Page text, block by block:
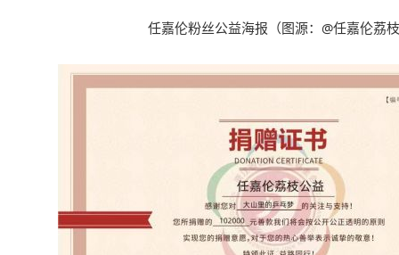
任嘉伦粉丝公益海报 （图源：@任嘉伦荔